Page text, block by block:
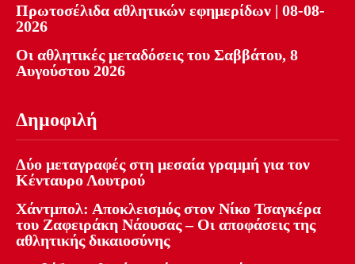
Πρωτοσέλιδα αθλητικών εφημερίδων | 08-08-
2026
Οι αθλητικές μεταδόσεις του Σαββάτου, 8
Αυγούστου 2026
Δημοφιλή
Δύο μεταγραφές στη μεσαία γραμμή για τον
Κένταυρο Λουτρού
Χάντμπολ: Αποκλεισμός στον Νίκο Τσαγκέρα
του Ζαφειράκη Νάουσας – Οι αποφάσεις της
αθλητικής δικαιοσύνης